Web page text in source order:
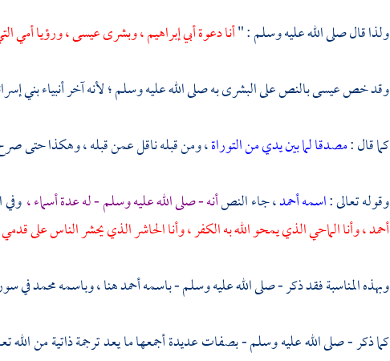
ولذا قال صلى الله عليه وسلم : "أنا دعوة أبيإبراهيم ،وبشرىعيسى ،ورؤيا أمي
وقد خصعيسىبالنص على البشرى به صلى الله عليه وسلم ؛ لأنه آخر أنبياءبني
كما قال :مصدقا لما بين يدي من التوراة، ومن قبله ناقل عمن قبله ، وهكذا حتى
وقوله تعالى :اسمه أحمد، جاء النصأنه - صلى الله عليه وسلم - له عدة أسماء ،
أحمد ،وأناالماحيالذي يمحو الله به الكفر ، وأناالحاشرالذي يحشر الناس على قدمي
وبهذه المناسبة فقد ذكر - صلى الله عليه وسلم - باسمهأحمدهنا ، وباسمهمحمدفي
كما ذكر - صلى الله عليه وسلم - بصفات عديدة أجمعها ما يعد ترجمة ذاتية من الله